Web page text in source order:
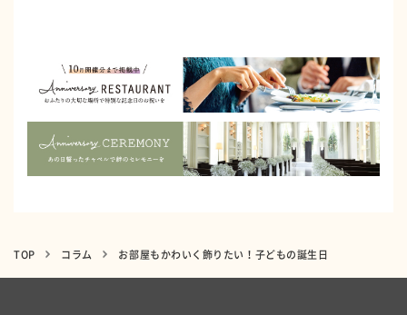
TOP コラム お部屋もかわいく飾りたい！子どもの誕生日